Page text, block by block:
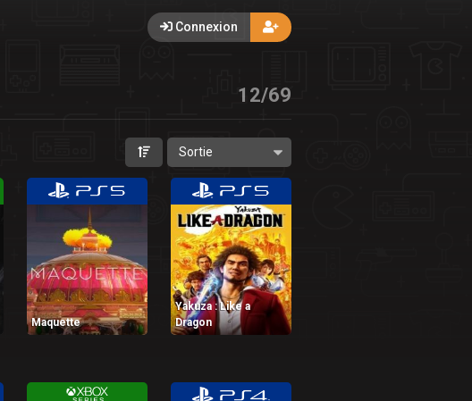
Connexion
12/69
Maquette
Yakuza : Like a
Dragon